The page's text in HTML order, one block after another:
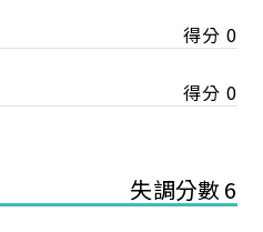
得分 0
得分 0
失調分數 6
會員申請
功送出，經本協會理事